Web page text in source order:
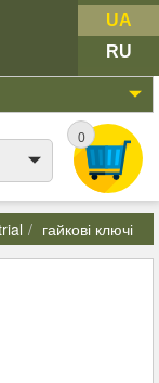
UA
RU
0
гайкові ключі